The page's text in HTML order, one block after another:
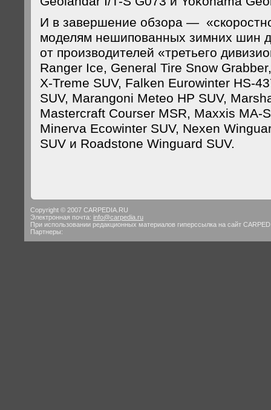
И в завершение обзора —
моделям нешипованных зимних шин
от производителей «третьего
Ranger Ice, General Tire Snow
X-Treme SUV, Falken Eurowinter HS-
SUV, Marangoni Meteo HP SUV,
Mastercraft Courser MSR, Maxxis MA-
Minerva Ecowinter SUV, Nexen
SUV и Roadstone Winguard SUV.
Copyright © 2007 CARPEDIA.RU
Электронная почта: info@carpedia.ru
При использовании редакционных материалов гиперссылка на сайт
Партнеры: